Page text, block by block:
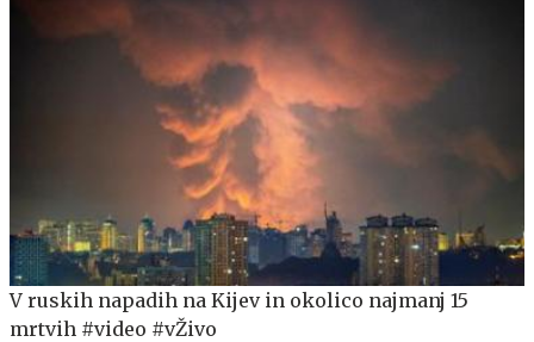
V ruskih napadih na Kijev in okolico najmanj 15
mrtvih #video #vŽivo